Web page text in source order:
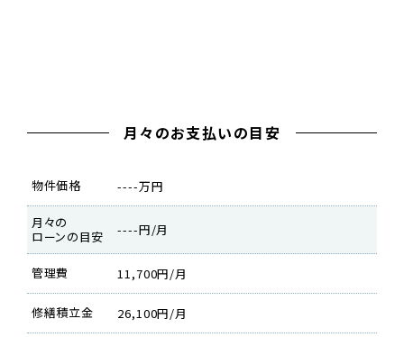
月々のお支払いの目安
物件価格 ----万円
月々の
ローンの目安
----円/月
管理費 11,700円/月
修繕積立金 26,100円/月